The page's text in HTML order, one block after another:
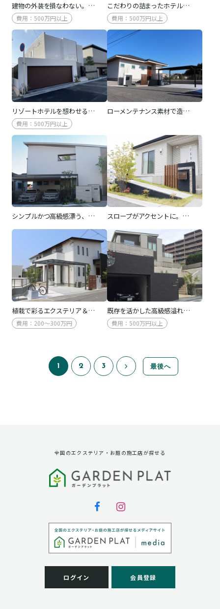
建物の外装を損なわない。…
費用：500万円以上
こだわりの詰まったホテル…
費用：500万円以上
リゾートホテルを想わせる…
費用：500万円以上
ローメンテナンス素材で造…
シンプルかつ高級感漂う、… スロープがアクセントに。…
植栽で彩るエクステリア＆…
費用：200～300万円
既存を活かした高級感溢れ…
費用：500万円以上
1 2 3 最後へ
全国のエクステリア・お庭の施工店が探せる
ログイン 会員登録